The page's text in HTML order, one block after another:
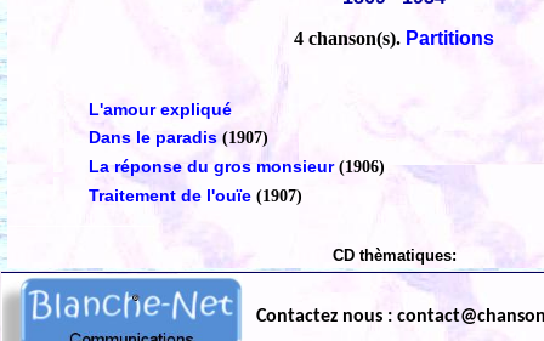
4 chanson(s). Partitions
L'amour expliqué
Dans le paradis (1907)
La réponse du gros monsieur (1906)
Traitement de l'ouïe (1907)
CD thèmatiques:
Contactez nous :